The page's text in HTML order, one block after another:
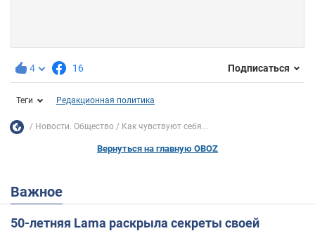
4 16 Подписаться
Теги Редакционная политика
Новости. Общество Как чувствуют себя...
Вернуться на главную OBOZ
Важное
50-летняя Lama раскрыла секреты своей